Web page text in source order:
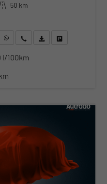
Kilometerstand 50 km
WhatsApp anfragen
Wir rufen Sie anFahrzeugexposé (PDF)
l/100km